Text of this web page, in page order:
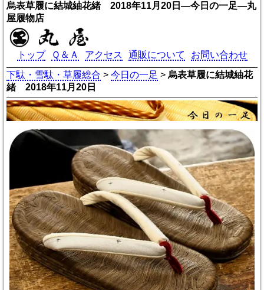
烏表草履に結城紬花緒 2018年11月20日―今日の一足―丸
屋履物店
トップ Ｑ＆Ａ アクセス 通販について
お問い合わせ
下駄・雪駄・草履総合 >今日の一足 >烏表草履に結城紬花
緒 2018年11月20日